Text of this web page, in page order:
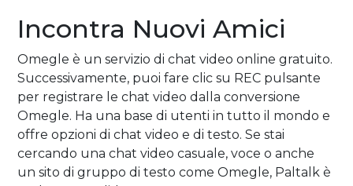
Incontra Nuovi Amici
Omegle è un servizio di chat video online gratuito.
Successivamente, puoi fare clic su REC pulsante
per registrare le chat video dalla conversione
Omegle. Ha una base di utenti in tutto il mondo e
offre opzioni di chat video e di testo. Se stai
cercando una chat video casuale, voce o anche
un sito di gruppo di testo come Omegle, Paltalk è